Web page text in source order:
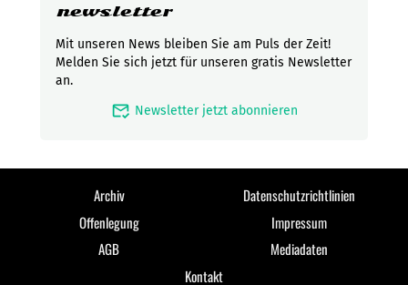
newsletter
Mit unseren News bleiben Sie am Puls der Zeit!
Melden Sie sich jetzt für unseren gratis Newsletter
an.
mark_email_read Newsletter jetzt abonnieren
Archiv
Datenschutzrichtlinien
Offenlegung
Impressum
AGB
Mediadaten
Kontakt